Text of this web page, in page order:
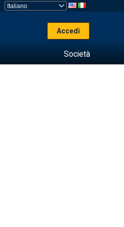
Accedi
Società